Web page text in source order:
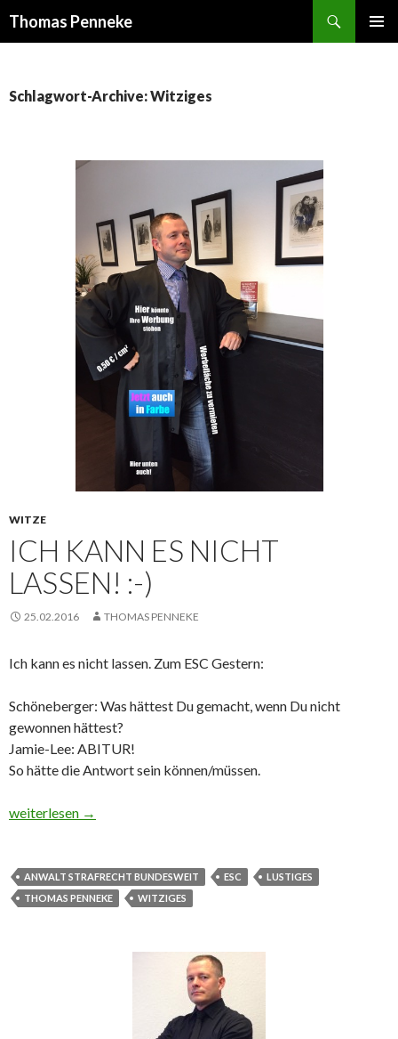
Thomas Penneke
Schlagwort-Archive: Witziges
WITZE
ICH KANN ES NICHT
LASSEN! :-)
25.02.2016 THOMAS PENNEKE
Ich kann es nicht lassen. Zum ESC Gestern:
Schöneberger: Was hättest Du gemacht, wenn Du nicht
gewonnen hättest?
Jamie-Lee: ABITUR!
So hätte die Antwort sein können/müssen.
Ich kann es nicht lassen! 🙂
weiterlesen →
ANWALT STRAFRECHT BUNDESWEIT ESC
LUSTIGES
THOMAS PENNEKE
WITZIGES